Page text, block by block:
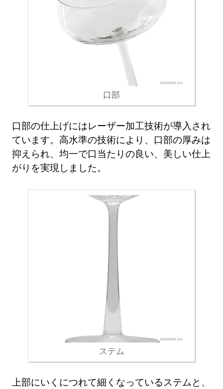
口部
口部の仕上げにはレーザー加工技術が導入され
ています。高水準の技術により、口部の厚みは
抑えられ、均一で口当たりの良い、美しい仕上
がりを実現しました。
ステム
上部にいくにつれて細くなっているステムと、